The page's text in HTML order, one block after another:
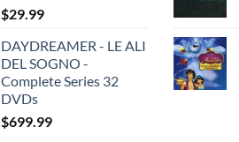
$29.99
DAYDREAMER - LE ALI
DEL SOGNO -
Complete Series 32
DVDs
$699.99